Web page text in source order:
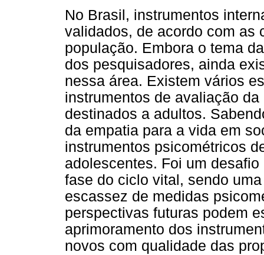
No Brasil, instrumentos
validados, de acordo com as
população. Embora o tema
dos pesquisadores, ainda
nessa área. Existem vários
instrumentos de avaliação
destinados a adultos.
da empatia para a vida em
instrumentos psicométricos
adolescentes. Foi um
fase do ciclo vital, sendo
escassez de medidas
perspectivas futuras podem
aprimoramento dos
novos com qualidade das